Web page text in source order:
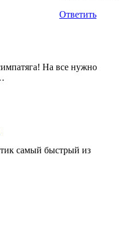
Ответить
На все нужно
самый быстрый из